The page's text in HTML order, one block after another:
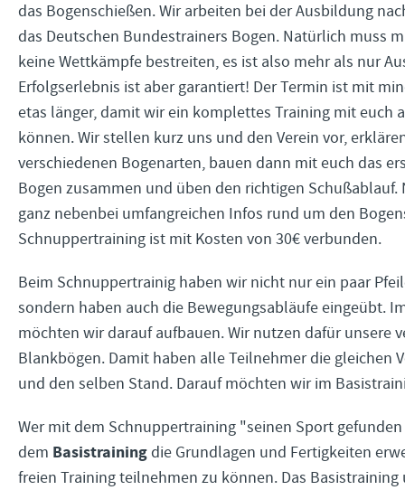
das Bogenschießen. Wir arbeiten bei der Ausbildung
das Deutschen Bundestrainers Bogen. Natürlich muss
keine Wettkämpfe bestreiten, es ist also mehr als nur
Erfolgserlebnis ist aber garantiert! Der Termin ist mit
etas länger, damit wir ein komplettes Training mit euch
können. Wir stellen kurz uns und den Verein vor,
verschiedenen Bogenarten, bauen dann mit euch das
Bogen zusammen und üben den richtigen Schußablauf.
ganz nebenbei umfangreichen Infos rund um den
Schnuppertraining ist mit Kosten von 30€ verbunden.
Beim Schnuppertrainig haben wir nicht nur ein paar
sondern haben auch die Bewegungsabläufe eingeübt.
möchten wir darauf aufbauen. Wir nutzen dafür unsere
Blankbögen. Damit haben alle Teilnehmer die gleichen
und den selben Stand. Darauf möchten wir im
Wer mit dem Schnuppertraining "seinen Sport
dem Basistrainingdie Grundlagen und Fertigkeiten
freien Training teilnehmen zu können. Das Basistraining